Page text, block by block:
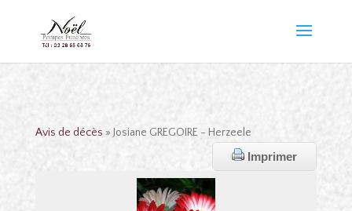
Avis de décès » Josiane GREGOIRE - Herzeele
Imprimer